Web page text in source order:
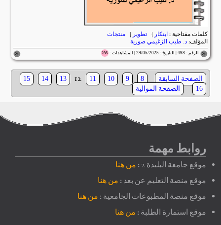
كلمات مفتاحية :ابتكار | تطوير | منتجات
المؤلف:د. طيب الزغيمي صورية
الرقم : 498 | التاريخ : 29/05/2025 | المشاهدات : 286
الصفحة السابقة 8
9
10
11
12
13
14
15
16
الصفحة الموالية
روابط مهمة
موقع جامعة البليدة 2 :
من هنا
موقع منصة التعليم عن بعد : من هنا
موقع منصة المطبوعات الجامعية : من هنا
موقع استمارة الطلبة : من هنا